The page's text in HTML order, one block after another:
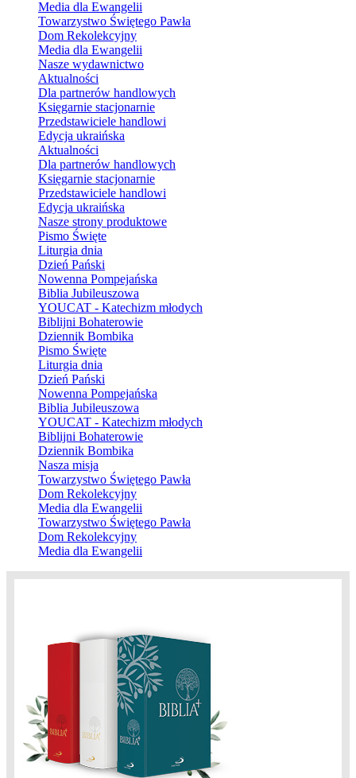
Media dla Ewangelii
Towarzystwo Świętego Pawła
Dom Rekolekcyjny
Media dla Ewangelii
Nasze wydawnictwo
Aktualności
Dla partnerów handlowych
Księgarnie stacjonarnie
Przedstawiciele handlowi
Edycja ukraińska
Aktualności
Dla partnerów handlowych
Księgarnie stacjonarnie
Przedstawiciele handlowi
Edycja ukraińska
Nasze strony produktowe
Pismo Święte
Liturgia dnia
Dzień Pański
Nowenna Pompejańska
Biblia Jubileuszowa
YOUCAT - Katechizm młodych
Biblijni Bohaterowie
Dziennik Bombika
Pismo Święte
Liturgia dnia
Dzień Pański
Nowenna Pompejańska
Biblia Jubileuszowa
YOUCAT - Katechizm młodych
Biblijni Bohaterowie
Dziennik Bombika
Nasza misja
Towarzystwo Świętego Pawła
Dom Rekolekcyjny
Media dla Ewangelii
Towarzystwo Świętego Pawła
Dom Rekolekcyjny
Media dla Ewangelii